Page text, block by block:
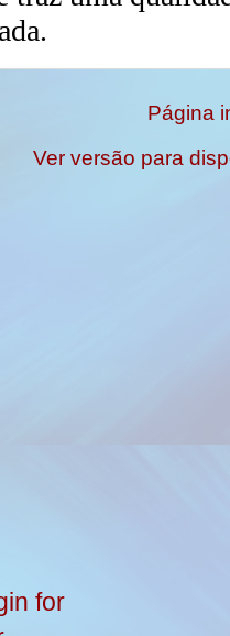
Página
Ver versão para